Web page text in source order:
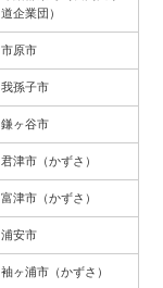
道企業団）
市原市
我孫子市
鎌ヶ谷市
君津市（かずさ）
富津市（かずさ）
浦安市
袖ヶ浦市（かずさ）